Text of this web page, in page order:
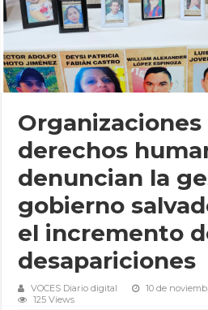
Organizaciones
derechos
denuncian la
gobierno
el incremento
desapariciones
VOCES Diario digital 10 de
125 Views